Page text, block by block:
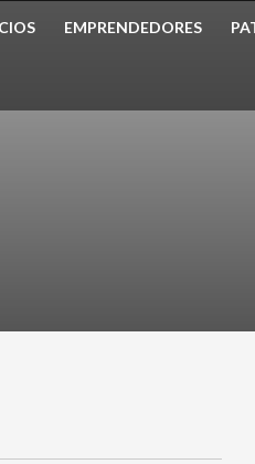
EMPRENDEDORES